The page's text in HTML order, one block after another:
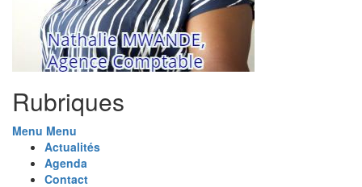
Rubriques
Menu Menu
Actualités
Agenda
Contact